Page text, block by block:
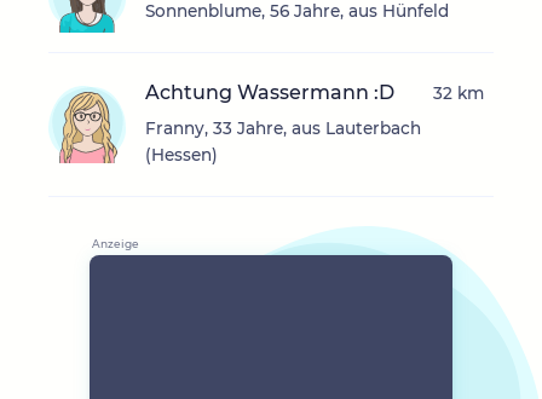
Sonnenblume, 56 Jahre, aus Hünfeld
Achtung Wassermann :D
Franny, 33 Jahre, aus Lauterbach
(Hessen)
32 km